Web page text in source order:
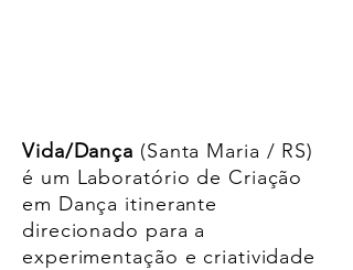
Vida/Dança (Santa Maria / RS)
é um Laboratório de Criação
em Dança itinerante
direcionado para a
experimentação e criatividade